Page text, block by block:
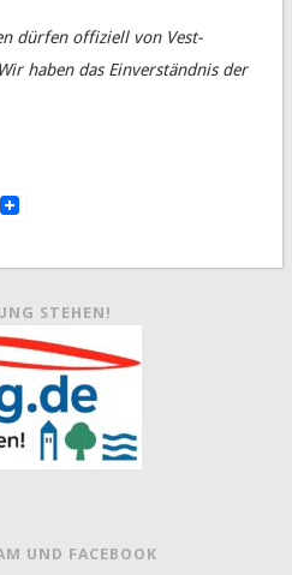
dürfen offiziell von Vest-
haben das Einverständnis der
STEHEN!
UND FACEBOOK